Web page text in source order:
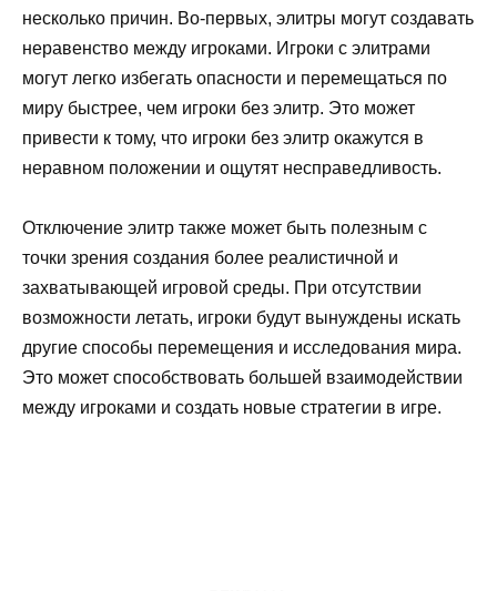
несколько причин. Во-первых, элитры могут создавать
неравенство между игроками. Игроки с элитрами
могут легко избегать опасности и перемещаться по
миру быстрее, чем игроки без элитр. Это может
привести к тому, что игроки без элитр окажутся в
неравном положении и ощутят несправедливость.
Отключение элитр также может быть полезным с
точки зрения создания более реалистичной и
захватывающей игровой среды. При отсутствии
возможности летать, игроки будут вынуждены искать
другие способы перемещения и исследования мира.
Это может способствовать большей взаимодействии
между игроками и создать новые стратегии в игре.